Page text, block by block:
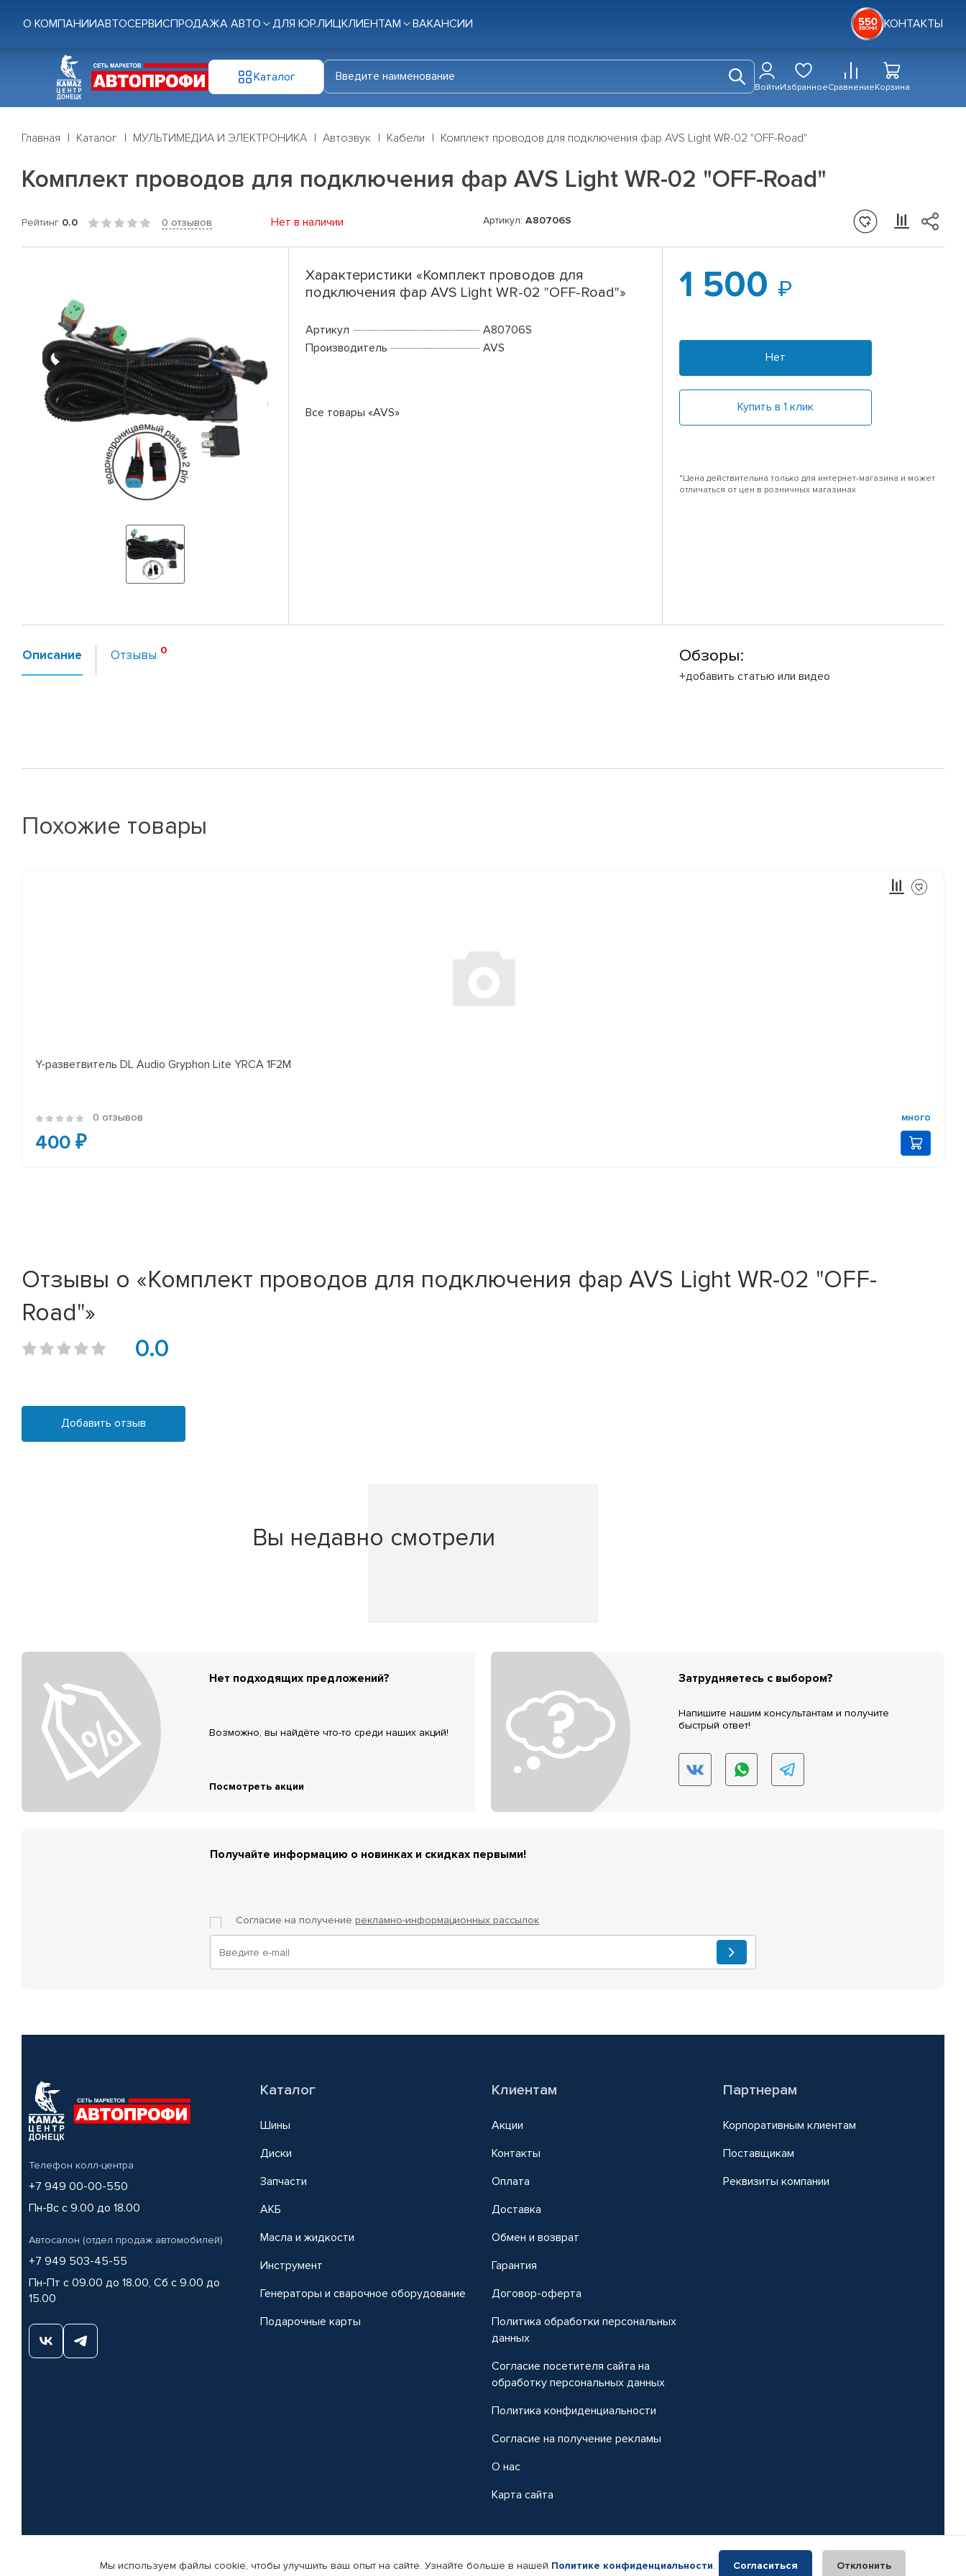
О КОМПАНИИАВТОСЕРВИСПРОДАЖА АВТО ДЛЯ ЮР.ЛИЦКЛИЕНТАМ ВАКАНСИИ КОНТАКТЫ
Каталог
ВойтиИзбранноеСравнениеКорзина
Главная Каталог МУЛЬТИМЕДИА И ЭЛЕКТРОНИКА Автозвук Кабели Комплект проводов для подключения фар AVS Light WR-02 "OFF-Road"
Комплект проводов для подключения фар AVS Light WR-02 "OFF-Road"
Рейтинг 0.0 0 отзывов Нет в наличии Артикул: A80706S
Характеристики «Комплект проводов для
подключения фар AVS Light WR-02 "OFF-Road"»
Артикул
A80706S
Производитель
AVS
Все товары «AVS»
1 500
Нет
Купить в 1 клик
*Цена действительна только для интернет-магазина и может
отличаться от цен в розничных магазинах
Описание Отзывы Обзоры:
+добавить статью или видео
Похожие товары
Y-разветвитель DL Audio Gryphon Lite YRCA 1F2M
0 отзывов много
400 ₽
Отзывы о «Комплект проводов для подключения фар AVS Light WR-02 "OFF-
Road"»
0.0
Добавить отзыв
Вы недавно смотрели
Нет подходящих предложений?
Возможно, вы найдёте что-то среди наших акций!
Посмотреть акции
Затрудняетесь с выбором?
Напишите нашим консультантам и получите
быстрый ответ!
Получайте информацию о новинках и скидках первыми!
Согласие на получение рекламно-информационных рассылок
Телефон колл-центра
+7 949 00-00-550
Пн-Вс с 9.00 до 18.00
Автосалон (отдел продаж автомобилей)
+7 949 503-45-55
Пн-Пт с 09.00 до 18.00, Сб с 9.00 до
15.00
Каталог
Шины
Диски
Запчасти
АКБ
Масла и жидкости
Инструмент
Генераторы и сварочное оборудование
Подарочные карты
Клиентам
Акции
Контакты
Оплата
Доставка
Обмен и возврат
Гарантия
Договор-оферта
Политика обработки персональных
данных
Согласие посетителя сайта на
обработку персональных данных
Политика конфиденциальности
Согласие на получение рекламы
О нас
Карта сайта
Партнерам
Корпоративным клиентам
Поставщикам
Реквизиты компании
© КАМАЗ ЦЕНТР ДОНЕЦК, 2015-2026. Все права защищены. Интернет-магазин автомобильных товаров Автопрофи.
Мы используем файлы cookie, чтобы улучшить ваш опыт на сайте. Узнайте больше в нашей Политике конфиденциальности. Согласиться Отклонить